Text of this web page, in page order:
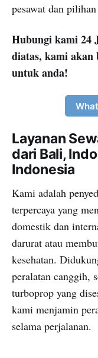
pesawat dan pilihan
Hubungi kami 24
diatas, kami akan
untuk anda!
Layanan
dari Bali,
Indonesia
Kami adalah
terpercaya yang
domestik dan
darurat atau
kesehatan.
peralatan canggih,
turboprop yang
kami menjamin
selama perjalanan.